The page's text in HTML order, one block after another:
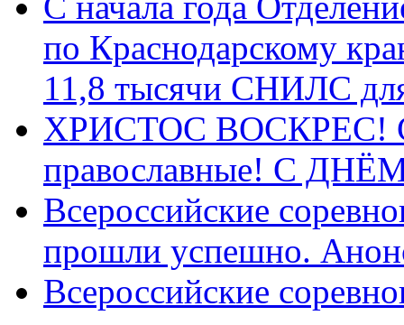
по Краснодарскому
11,8 тысячи СНИЛС
ХРИСТОС ВОСКРЕС! С
православные! C
Всероссийские
прошли успешно.
Всероссийские